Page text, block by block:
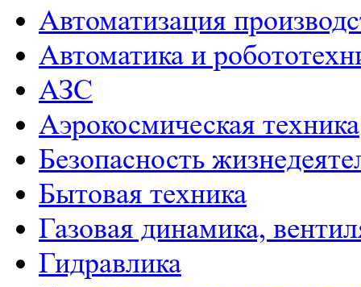
Автоматизация
Автоматика и
АЗС
Аэрокосмическая техника
Безопасность
Бытовая техника
Газовая динамика,
Гидравлика